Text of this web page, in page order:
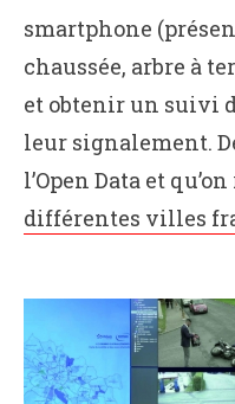
smartphone
chaussée, arbre à
et obtenir un suivi
leur signalement.
l’Open Data et
différentes villes